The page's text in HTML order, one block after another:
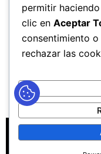
PM
Viernes de 7:30
MAPA DEL
permitir
clic en Aceptar
consentimiento o
rechazar las